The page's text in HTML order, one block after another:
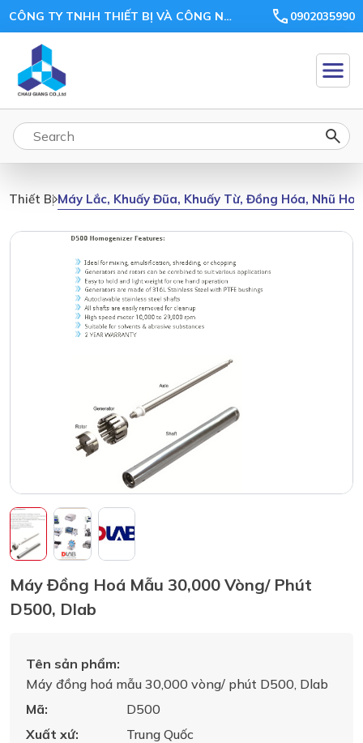
CÔNG TY TNHH THIẾT BỊ VÀ CÔNG NGHỆ CHÂU GIANG 0902035990
Thiết BịMáy Lắc, Khuấy Đũa, Khuấy Từ, Đồng Hóa, Nhũ Hoá
Máy Đồng Hoá Mẫu 30,000 Vòng/ Phút
D500, Dlab
Tên sản phẩm:
Máy đồng hoá mẫu 30,000 vòng/ phút D500, Dlab
Mã:
D500
Xuất xứ:
Trung Quốc